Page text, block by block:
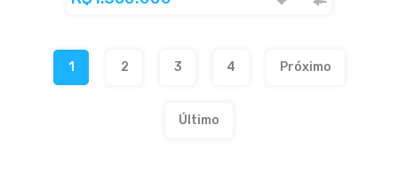
1 2 3 4 Próximo
Último